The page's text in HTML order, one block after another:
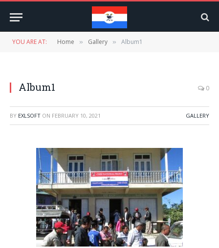
YOU ARE AT: Home » Gallery » Album1
Album1 0
BY EXLSOFT ON FEBRUARY 10, 2021 GALLERY